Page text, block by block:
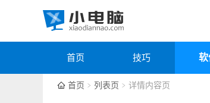
首页 技巧 软
首页 列表页 详情内容页